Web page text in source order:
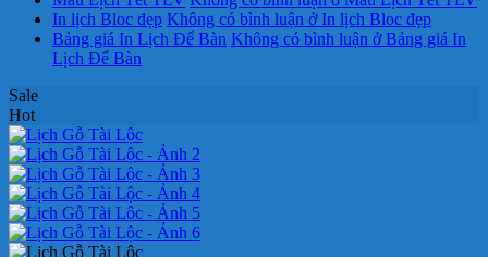
In lịch Bloc đẹp Không có bình luận ở In lịch Bloc đẹp
Bảng giá In Lịch Để Bàn Không có bình luận ở Bảng giá In
Lịch Để Bàn
Sale
Hot